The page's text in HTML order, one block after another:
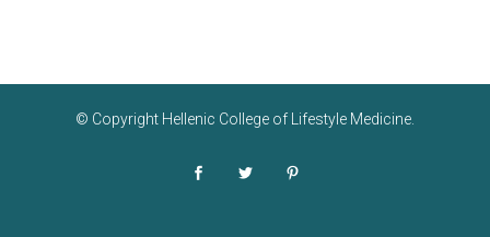
© Copyright Hellenic College of Lifestyle Medicine